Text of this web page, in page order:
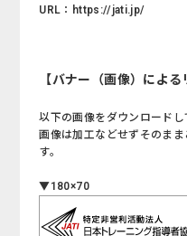
URL：https://jati.jp/
【バナー（画像）による
以下の画像をダウンロードし
画像は加工などせずそのま
す。
▼180×70